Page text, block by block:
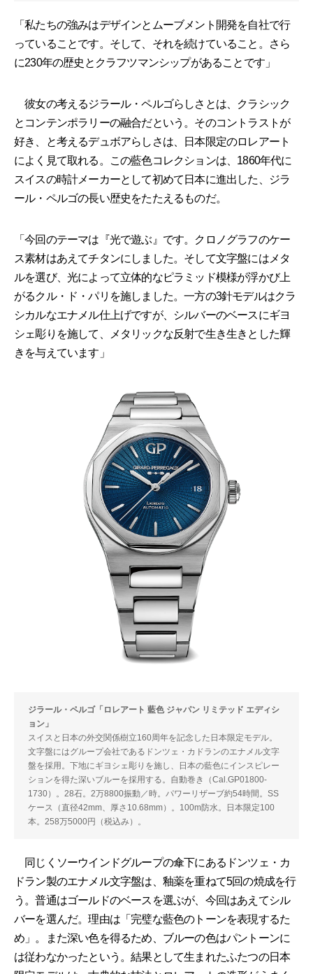
「私たちの強みはデザインとムーブメント開発を自社で行
っていることです。そして、それを続けていること。さら
に230年の歴史とクラフツマンシップがあることです」
彼女の考えるジラール・ペルゴらしさとは、クラシック
とコンテンポラリーの融合だという。そのコントラストが
好き、と考えるデュボアらしさは、日本限定のロレアート
によく見て取れる。この藍色コレクションは、1860年代に
スイスの時計メーカーとして初めて日本に進出した、ジラ
ール・ペルゴの長い歴史をたたえるものだ。
「今回のテーマは『光で遊ぶ』です。クロノグラフのケー
ス素材はあえてチタンにしました。そして文字盤にはメタ
ルを選び、光によって立体的なピラミッド模様が浮かび上
がるクル・ド・パリを施しました。一方の3針モデルはクラ
シカルなエナメル仕上げですが、シルバーのベースにギヨ
シェ彫りを施して、メタリックな反射で生き生きとした輝
きを与えています」
ジラール・ペルゴ「ロレアート 藍色 ジャパン リミテッド エディシ
ョン」
スイスと日本の外交関係樹立160周年を記念した日本限定モデル。
文字盤にはグループ会社であるドンツェ・カドランのエナメル文字
盤を採用。下地にギヨシェ彫りを施し、日本の藍色にインスピレー
ションを得た深いブルーを採用する。自動巻き（Cal.GP01800-
1730）。28石。2万8800振動／時。パワーリザーブ約54時間。SS
ケース（直径42mm、厚さ10.68mm）。100m防水。日本限定100
本。258万5000円（税込み）。
同じくソーウインドグループの傘下にあるドンツェ・カ
ドラン製のエナメル文字盤は、釉薬を重ねて5回の焼成を行
う。普通はゴールドのベースを選ぶが、今回はあえてシル
バーを選んだ。理由は「完璧な藍色のトーンを表現するた
め」。また深い色を得るため、ブルーの色はパントーンに
は従わなかったという。結果として生まれたふたつの日本